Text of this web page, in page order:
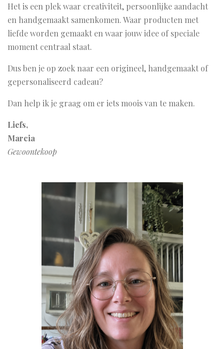
Het is een plek waar creativiteit, persoonlijke aandacht
en handgemaakt samenkomen. Waar producten met
liefde worden gemaakt en waar jouw idee of speciale
moment centraal staat.
Dus ben je op zoek naar een origineel, handgemaakt of
gepersonaliseerd cadeau?
Dan help ik je graag om er iets moois van te maken.
Liefs,
Marcia
Gewoontekoop